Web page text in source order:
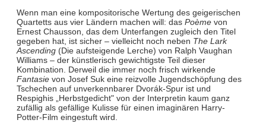
Wenn man eine kompositorische Wertung des geigerischen
Quartetts aus vier Ländern machen will: das Poèmevon
Ernest Chausson, das dem Unterfangen zugleich den Titel
gegeben hat, ist sicher – vielleicht noch neben The Lark
Ascending(Die aufsteigende Lerche) von Ralph Vaughan
Williams – der künstlerisch gewichtigste Teil dieser
Kombination. Derweil die immer noch frisch wirkende
Fantasievon Josef Suk eine reizvolle Jugendschöpfung des
Tschechen auf unverkennbarer Dvorák-Spur ist und
Respighis „Herbstgedicht" von der Interpretin kaum ganz
zufällig als gefällige Kulisse für einen imaginären Harry-
Potter-Film eingestuft wird.